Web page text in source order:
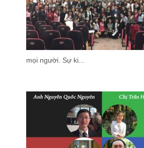
mọi người. Sự ki...